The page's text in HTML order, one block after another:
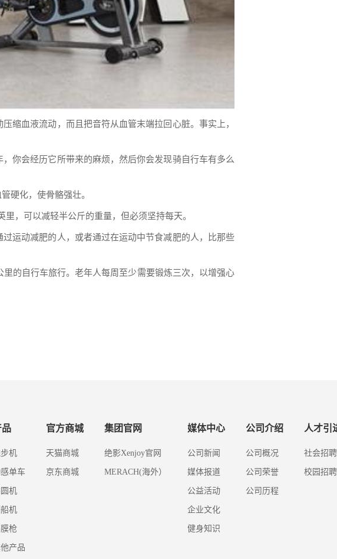
缩血液流动，而且把音符从血管末端拉回心脏。事实上，
你会经历它所带来的麻烦，然后你会发现骑自行车有多么
硬化，使骨骼强壮。
，可以减轻半公斤的重量，但必须坚持每天。
运动减肥的人，或者通过在运动中节食减肥的人，比那些
的自行车旅行。老年人每周至少需要锻炼三次，以增强心
品
机
单车
机
机
枪
产品
官方商城
天猫商城
京东商城
集团官网
绝影Xenjoy官网
MERACH(海外）
媒体中心
公司新闻
媒体报道
公益活动
企业文化
健身知识
公司介绍
公司概况
公司荣誉
公司历程
人才引
社会招聘
校园招聘